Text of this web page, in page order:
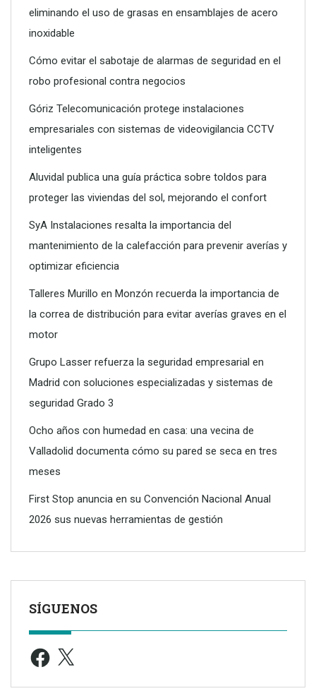
eliminando el uso de grasas en ensamblajes de acero
inoxidable
Cómo evitar el sabotaje de alarmas de seguridad en el
robo profesional contra negocios
Góriz Telecomunicación protege instalaciones
empresariales con sistemas de videovigilancia CCTV
inteligentes
Aluvidal publica una guía práctica sobre toldos para
proteger las viviendas del sol, mejorando el confort
SyA Instalaciones resalta la importancia del
mantenimiento de la calefacción para prevenir averías y
optimizar eficiencia
Talleres Murillo en Monzón recuerda la importancia de
la correa de distribución para evitar averías graves en el
motor
Grupo Lasser refuerza la seguridad empresarial en
Madrid con soluciones especializadas y sistemas de
seguridad Grado 3
Ocho años con humedad en casa: una vecina de
Valladolid documenta cómo su pared se seca en tres
meses
First Stop anuncia en su Convención Nacional Anual
2026 sus nuevas herramientas de gestión
SÍGUENOS
Facebook
X